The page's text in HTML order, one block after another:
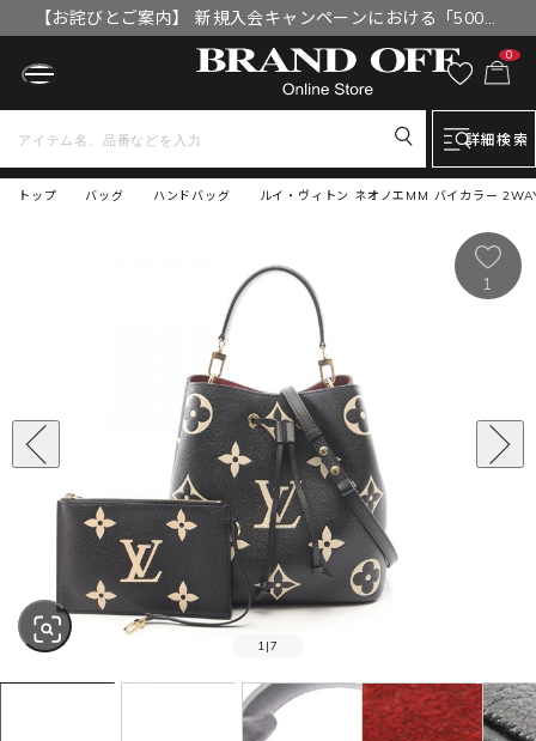
【お詫びとご案内】 新規入会キャンペーンにおける「500円
OFFクーポン」付与漏れと補填について
0
詳細検索
トップ ルイ・ヴィトン ネオノエMM バイカラー
バッグ ハンドバッグ
1 |7
1